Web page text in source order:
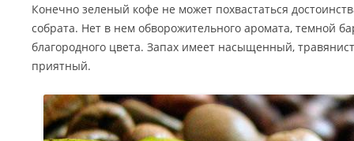
Конечно зеленый кофе не может похвастаться
собрата. Нет в нем обворожительного аромата, темной
благородного цвета. Запах имеет насыщенный,
приятный.